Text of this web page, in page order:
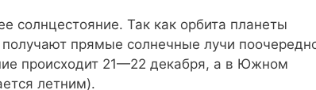
солнцестояние. Так как орбита планеты
прямые солнечные лучи
происходит 21—22 декабря, а в Южном
летним).